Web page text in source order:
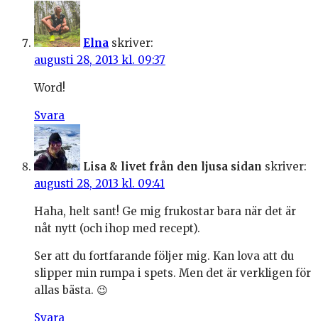
Elna skriver:
augusti 28, 2013 kl. 09:37
Word!
Svara
Lisa & livet från den ljusa sidan skriver:
augusti 28, 2013 kl. 09:41
Haha, helt sant! Ge mig frukostar bara när det är
nåt nytt (och ihop med recept).
Ser att du fortfarande följer mig. Kan lova att du
slipper min rumpa i spets. Men det är verkligen för
allas bästa. 😉
Svara